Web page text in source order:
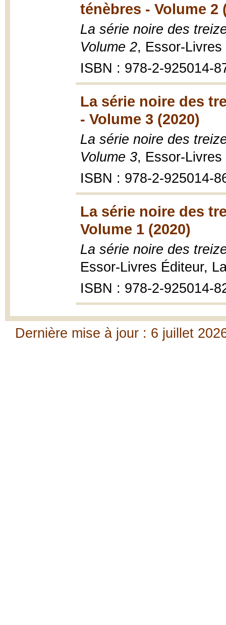
ténèbres - Volume 2
La série noire des
Volume 2, Essor-
ISBN : 978-2-925014-
La série noire des
- Volume 3 (2020)
La série noire des
Volume 3, Essor-
ISBN : 978-2-925014-
La série noire des
Volume 1 (2020)
La série noire des
Essor-Livres Éditeur,
ISBN : 978-2-925014-
Dernière mise à jour : 6 juillet